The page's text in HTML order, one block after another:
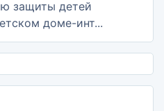
доме-инт...